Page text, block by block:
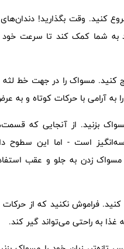
کنید. وقت بگذارید!
به شما کمک کند تا سرعت
را با زاویه 45 درجه کج کنید. مسواک را در
به آرامی با حرکات کوتاه و
بزنید. از آنجایی که
است - اما این سطوح
از زاویه 45 درجه برای مسواک زدن به
کنید. فراموش نکنید که از
به راحتی می‌تواند گیر کند.